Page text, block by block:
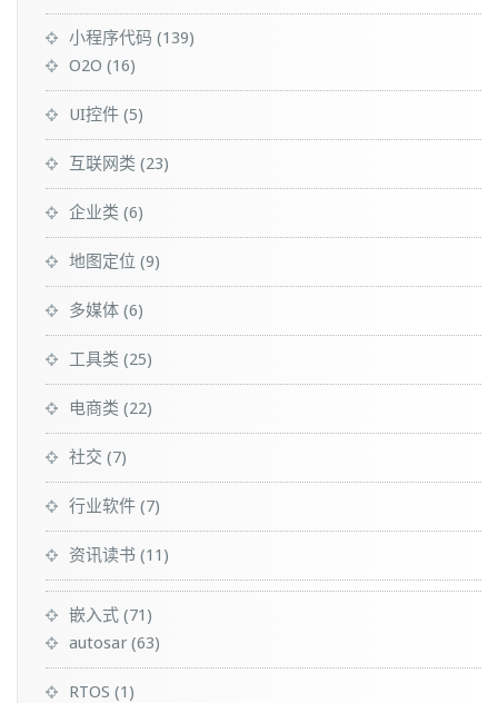
小程序代码 (139)
O2O (16)
UI控件 (5)
互联网类 (23)
企业类 (6)
地图定位 (9)
多媒体 (6)
工具类 (25)
电商类 (22)
社交 (7)
行业软件 (7)
资讯读书 (11)
嵌入式 (71)
autosar (63)
RTOS (1)